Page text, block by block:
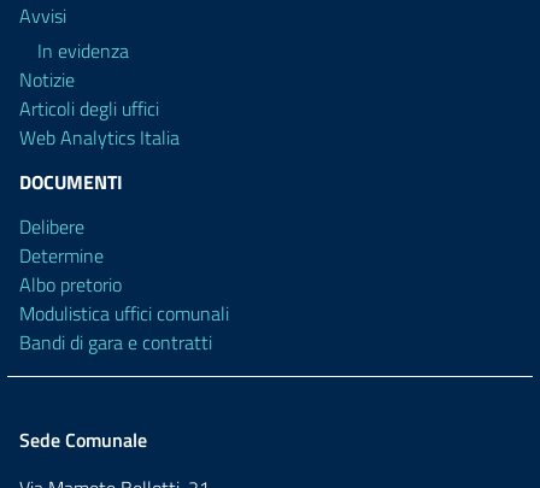
Avvisi
In evidenza
Notizie
Articoli degli uffici
Web Analytics Italia
DOCUMENTI
Delibere
Determine
Albo pretorio
Modulistica uffici comunali
Bandi di gara e contratti
Sede Comunale